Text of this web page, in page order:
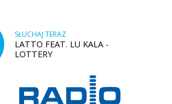
SŁUCHAJ TERAZ
LATTO FEAT. LU KALA -
LOTTERY